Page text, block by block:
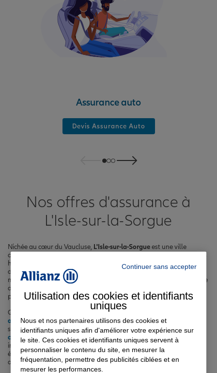
Assurance auto
Devis Assurance Auto
Nos offres d'assurance à
L'Isle-sur-la-Sorgue
Nichée au cœur du Vaucluse, L'Isle-sur-la-Sorgueest une ville
charmante réputée pour ses canaux pittoresques, ses roues à aubes
historiques et son célèbre marché d'antiquités. Avec une population
d'environ 19 000 habitants, cette cité bénéficie d'un doux climat
méditerranéen. Chez Allianz, nous proposons une gamme complète
d'
près du Cours Fernande Peyre ou de l'Avenue des Quatre Otages.
Que vous souhaitiez protéger votre véhicule avec une
auto, votre logement grâce à uneassurance habitation
sécuriser votre avenir avec uneassurance prêt immobilierou une
complémentaire santé, nous vous accompagnons à chaque étape
importante de votre vie. Nos agents expérimentés sont à votre
écoute pour vous guider vers les solutions les plus pertinentes et
adaptées à votre situation personnelle.
Continuer sans accepter
Utilisation des cookies et identifiants
uniques
Nous et nos partenaires utilisons des cookies et
identifiants uniques afin d'améliorer votre expérience sur
le site. Ces cookies et identifiants uniques servent à
personnaliser le contenu du site, en mesurer la
fréquentation, permettre des publicités ciblées et en
mesurer les performances.